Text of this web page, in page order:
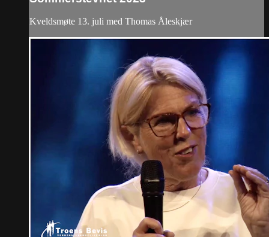
Kveldsmøte 13. juli med Thomas Åleskjær